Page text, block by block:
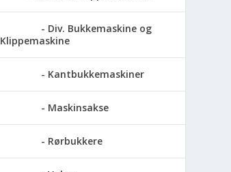
Div. Bukkemaskine og
Klippemaskine
Kantbukkemaskiner
Maskinsakse
Rørbukkere